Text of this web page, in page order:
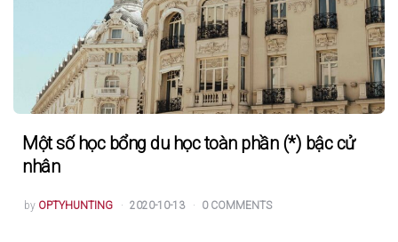
Một số học bổng du học toàn phần (*) bậc cử
nhân
POSTED
by OPTYHUNTING 2020-10-13 0 COMMENTS